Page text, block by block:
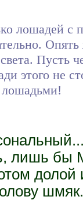
лошадей с
Пусть
этого не
лишь бы
долой